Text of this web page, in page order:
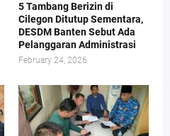
5 Tambang Berizin di
Cilegon Ditutup Sementara,
DESDM Banten Sebut Ada
Pelanggaran Administrasi
February 24, 2026